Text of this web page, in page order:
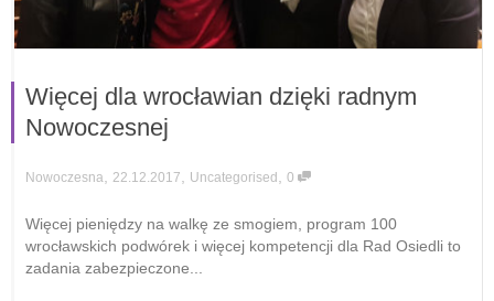
Więcej dla wrocławian dzięki radnym
Nowoczesnej
Nowoczesna 22.12.2017 Uncategorised 0
Więcej pieniędzy na walkę ze smogiem, program 100
wrocławskich podwórek i więcej kompetencji dla Rad Osiedli to
zadania zabezpieczone...